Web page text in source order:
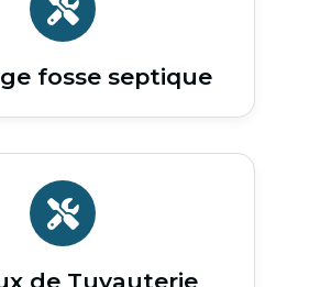
fosse septique
de Tuyauterie